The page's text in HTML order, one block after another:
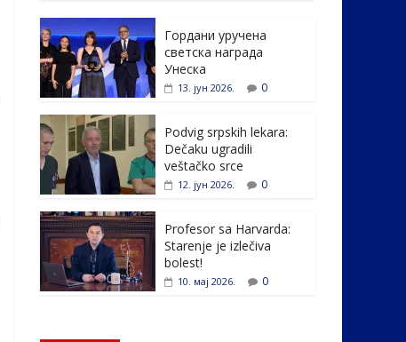
e
b
o
o
k
itt
er e
dI
n
e
Гордани уручена
светска награда
Унеска
13. јун 2026. 0
Podvig srpskih lekara:
Dečaku ugradili
veštačko srce
12. јун 2026. 0
Profesor sa Harvarda:
Starenje je izlečiva
bolest!
10. мај 2026. 0